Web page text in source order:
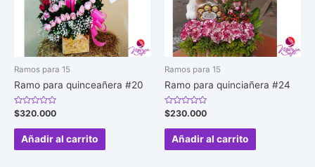
Ramos para 15
Ramo para quinceañera #20
Valorado
en
0
$320.000
Añadir al carrito
Ramos para 15
Ramo para quinciañera #24
Valorado
en
0
$230.000
Añadir al carrito